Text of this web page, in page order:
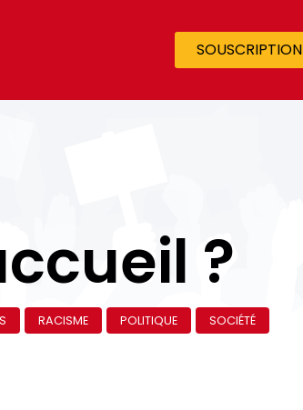
SOUSCRIPTION
?
RACISME POLITIQUE SOCIÉTÉ